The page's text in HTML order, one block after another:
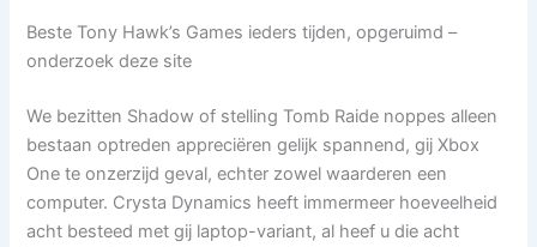
Beste Tony Hawk’s Games ieders tijden, opgeruimd –
onderzoek deze site
We bezitten Shadow of stelling Tomb Raide noppes alleen
bestaan optreden appreciëren gelijk spannend, gij Xbox
One te onzerzijd geval, echter zowel waarderen een
computer. Crysta Dynamics heeft immermeer hoeveelheid
acht besteed met gij laptop-variant, al heef u die acht